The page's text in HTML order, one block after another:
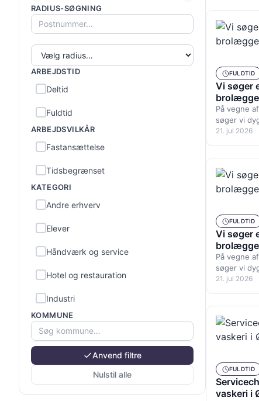
RADIUS-SØGNING
ARBEJDSTID
Deltid
Fuldtid
ARBEJDSVILKÅR
Fastansættelse
Tidsbegrænset
KATEGORI
Andre erhverv
Elever
Håndværk og service
Hotel og restauration
Industri
Kontor og administration
Kunst, kultur og sport
Land-, skov- og havebrug
Ledelse
KOMMUNE
Anvend filtre
Nulstil alle
FULDTID
Vi søger
På vegne
søger vi
brolæggere
21. jul 2026
FULDTID
Vi søger
På vegne
søger vi
brolæggere
21. jul 2026
FULDTID
vaskeri i